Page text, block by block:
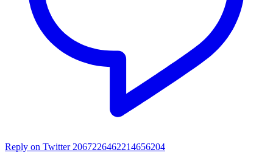
Reply on Twitter 2067226462214656204